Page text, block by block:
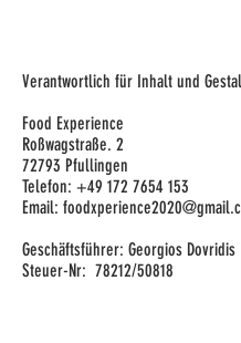
Verantwortlich für Inhalt und
Food Experience
Roßwagstraße. 2
72793 Pfullingen
Telefon: +49 172 7654 153
Email:
Geschäftsführer: Georgios Dovridis
Steuer-Nr: 78212/50818